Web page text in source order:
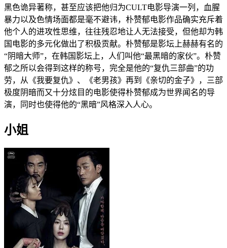
黑色诡异著称，甚至应该把他归为CULT电影导演一列，血腥
暴力以及色情场面都是毫不避讳，朴赞郁电影作品确实充斥着
他个人的进攻性思维，往往残忍地让人无法接受，但他却为韩
国电影的多元化做出了积极贡献。朴赞郁是影坛上赫赫有名的
“阴暗大师”，在韩国影坛上，人们叫他“最黑暗的家伙”。朴赞
郁之所以会得到这样的称号，完全是他的“复仇三部曲”的功
劳，从《我要复仇》、《老男孩》再到《亲切的金子》，三部
极度阴暗而又十分炫目的电影使得朴赞郁成为世界闻名的导
演，同时也使得他的“黑暗”风格深入人心。
小姐